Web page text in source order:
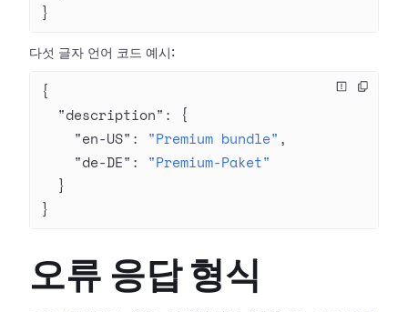
}
다섯 글자 언어 코드 예시:
{
  "description"
: {
    "en-US"
: "Premium bundle" ,
    "de-DE"
: "Premium-Paket"
  }
}
오류 응답 형식